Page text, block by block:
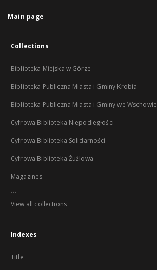
Main page
Collections
Biblioteka Miejska w Górze
Biblioteka Publiczna Miasta i Gminy Krobia
Biblioteka Publiczna Miasta i Gminy we Wschowie
Cyfrowa Biblioteka Niepodległości
Cyfrowa Biblioteka Solidarności
Cyfrowa Biblioteka Żużlowa
Magazines
...
View all collections
Indexes
Title